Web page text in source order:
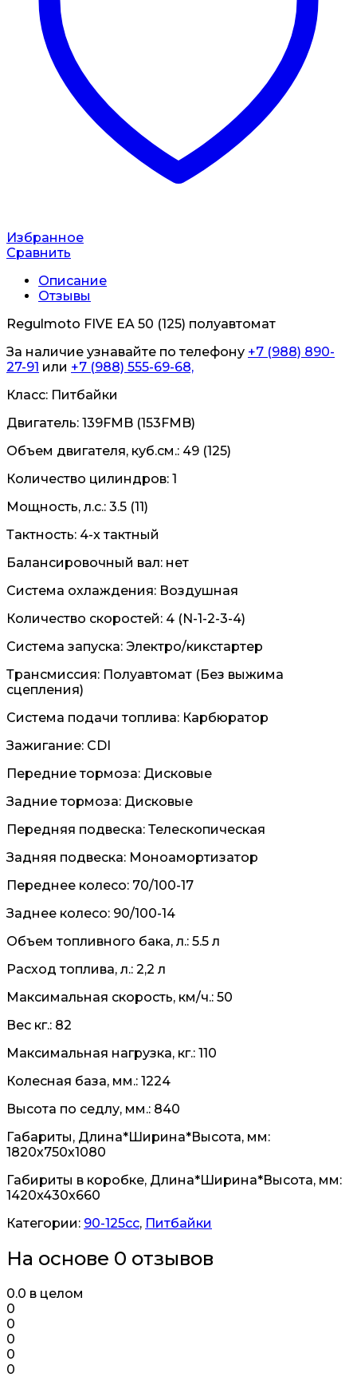
Избранное
Сравнить
Описание
Отзывы
Regulmoto FIVE EA 50 (125) полуавтомат
За наличие узнавайте по телефону +7 (988) 890-
27-91 или +7 (988) 555-69-68,
Класс: Питбайки
Двигатель: 139FMB (153FMB)
Объем двигателя, куб.см.: 49 (125)
Количество цилиндров: 1
Мощность, л.с.: 3.5 (11)
Тактность: 4-x тактный
Балансировочный вал: нет
Система охлаждения: Воздушная
Количество скоростей: 4 (N-1-2-3-4)
Система запуска: Электро/кикстартер
Трансмиссия: Полуавтомат (Без выжима
сцепления)
Система подачи топлива: Карбюратор
Зажигание: CDI
Передние тормоза: Дисковые
Задние тормоза: Дисковые
Передняя подвеска: Телескопическая
Задняя подвеска: Моноамортизатор
Переднее колесо: 70/100-17
Заднее колесо: 90/100-14
Объем топливного бака, л.: 5.5 л
Расход топлива, л.: 2,2 л
Максимальная скорость, км/ч.: 50
Вес кг.: 82
Максимальная нагрузка, кг.: 110
Колесная база, мм.: 1224
Высота по седлу, мм.: 840
Габариты, Длина*Ширина*Высота, мм:
1820х750х1080
Габириты в коробке, Длина*Ширина*Высота, мм:
1420x430x660
Категории: 90-125cc, Питбайки
На основе 0 отзывов
0.0 в целом
0
0
0
0
0